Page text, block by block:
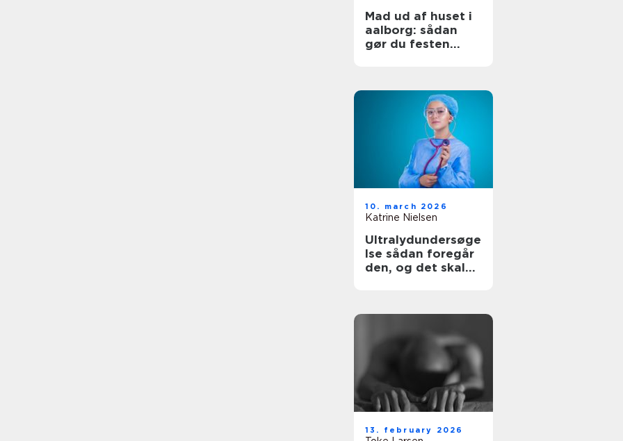
Mad ud af huset i
aalborg: sådan
gør du festen
10. march 2026
Katrine Nielsen
Ultralydundersøge
lse sådan foregår
den, og det skal
13. february 2026